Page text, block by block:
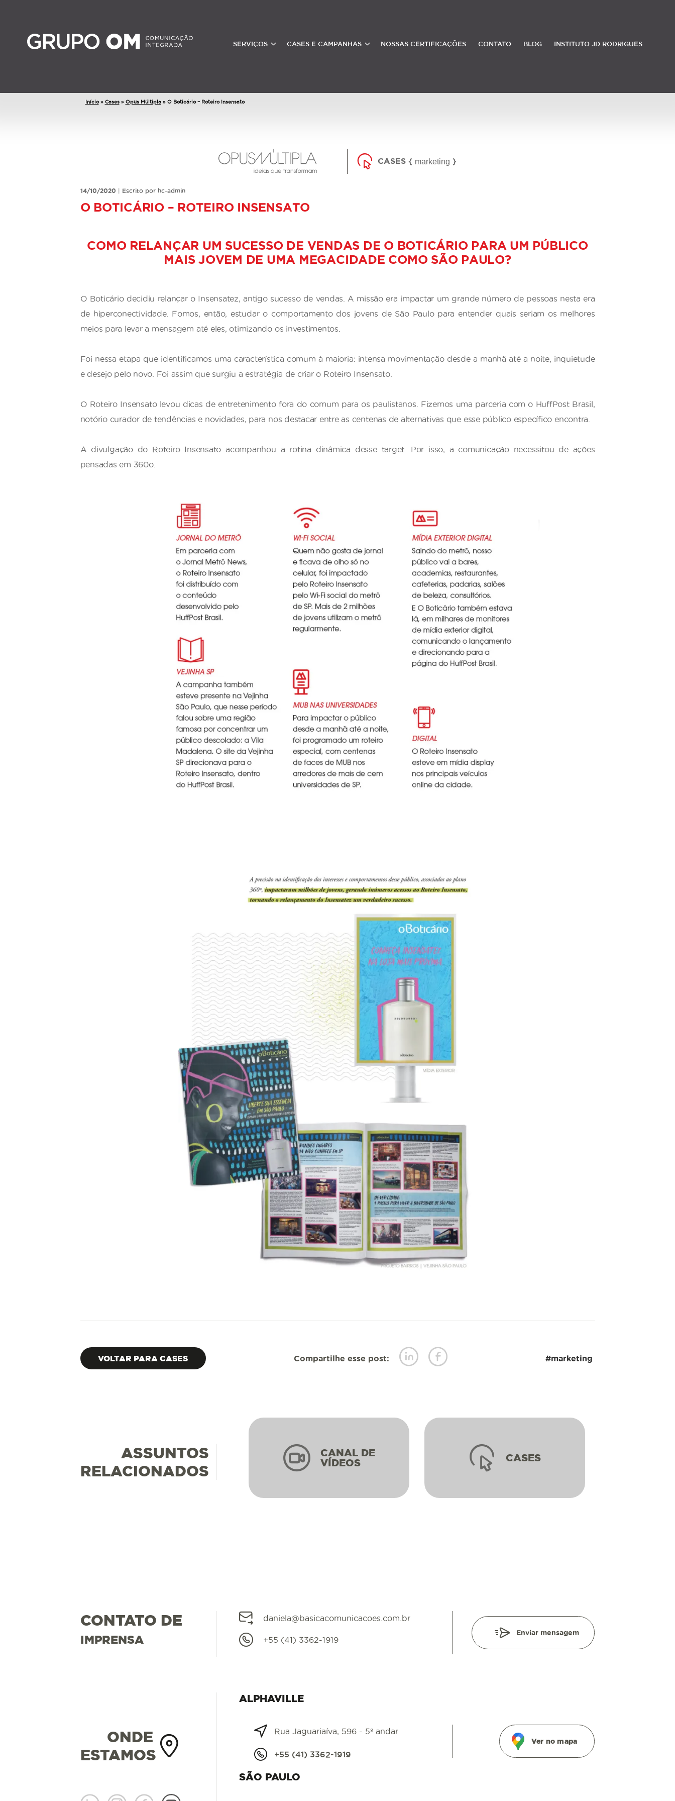
SERVIÇOS CASES E CAMPANHAS NOSSAS CERTIFICAÇÕES CONTATO BLOG INSTITUTO JD RODRIGUES
Início» Cases» Opus Múltipla» O Boticário – Roteiro Insensato
CASES marketing
14/10/2020 | Escrito por hc-admin
O BOTICÁRIO – ROTEIRO INSENSATO
COMO RELANÇAR UM SUCESSO DE VENDAS DE O BOTICÁRIO PARA UM PÚBLICO
MAIS JOVEM DE UMA MEGACIDADE COMO SÃO PAULO?
O Boticário decidiu relançar o Insensatez, antigo sucesso de vendas. A missão era impactar um grande número de pessoas nesta era
de hiperconectividade. Fomos, então, estudar o comportamento dos jovens de São Paulo para entender quais seriam os melhores
meios para levar a mensagem até eles, otimizando os investimentos.
Foi nessa etapa que identificamos uma característica comum à maioria: intensa movimentação desde a manhã até a noite, inquietude
e desejo pelo novo. Foi assim que surgiu a estratégia de criar o Roteiro Insensato.
O Roteiro Insensato levou dicas de entretenimento fora do comum para os paulistanos. Fizemos uma parceria com o HuffPost Brasil,
notório curador de tendências e novidades, para nos destacar entre as centenas de alternativas que esse público específico encontra.
A divulgação do Roteiro Insensato acompanhou a rotina dinâmica desse target. Por isso, a comunicação necessitou de ações
pensadas em 360o.
VOLTAR PARA CASES Compartilhe esse post: #marketing
ASSUNTOS
RELACIONADOS
CANAL DE
VÍDEOS
CASES
CONTATO DE
IMPRENSA
daniela@basicacomunicacoes.com.br
+55 (41) 3362-1919
Enviar mensagem
ONDE
ESTAMOS
ALPHAVILLE
Rua Jaguariaíva, 596 - 5º andar
+55 (41) 3362-1919
Ver no mapa
SÃO PAULO